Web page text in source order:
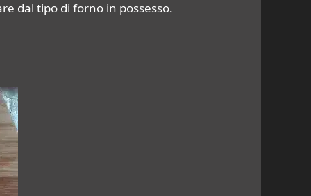
dal tipo di forno in possesso.